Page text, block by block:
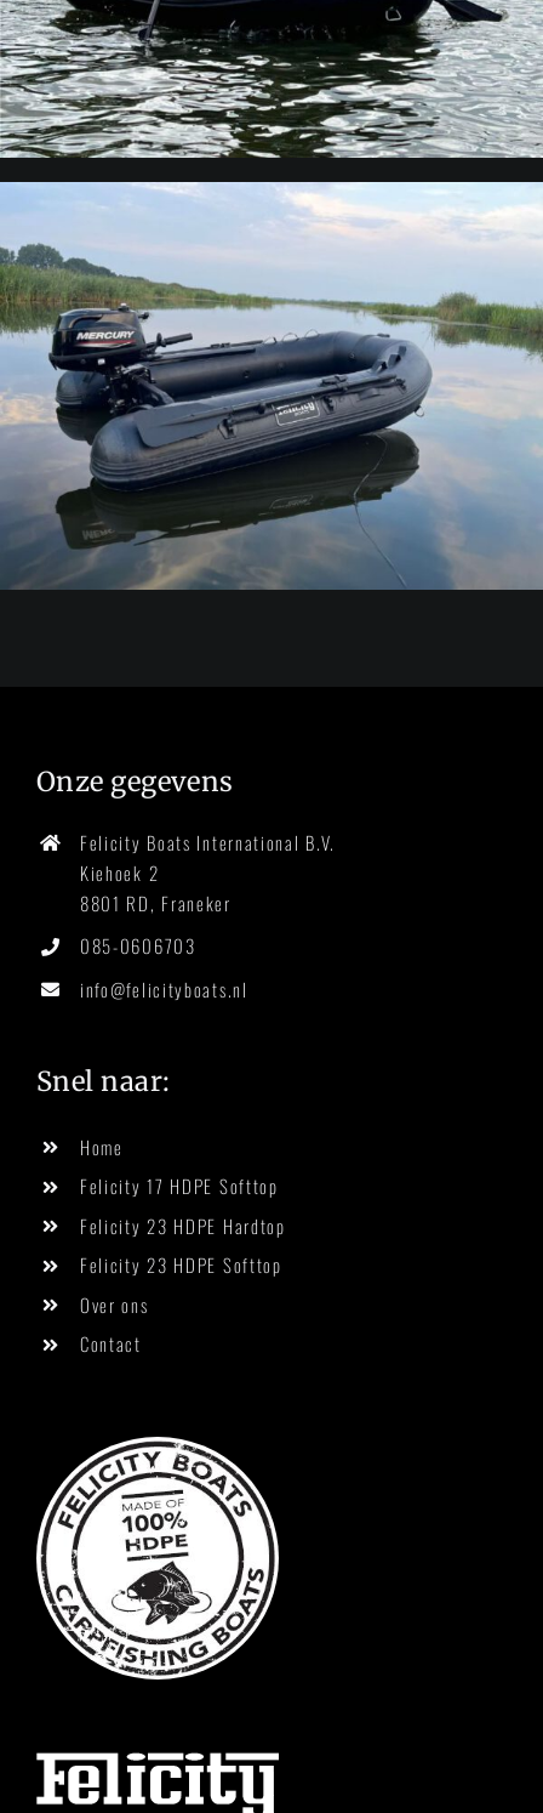
Onze gegevens
Felicity Boats International B.V.
Kiehoek 2
8801 RD, Franeker
085-0606703
info@felicityboats.nl
Snel naar:
Home
Felicity 17 HDPE Softtop
Felicity 23 HDPE Hardtop
Felicity 23 HDPE Softtop
Over ons
Contact